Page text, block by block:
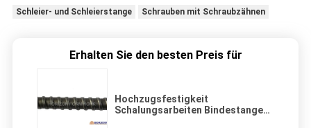
Schleier- und Schleierstange Schrauben mit Schraubzähnen
Erhalten Sie den besten Preis für
Hochzugsfestigkeit
Schalungsarbeiten Bindestangen-